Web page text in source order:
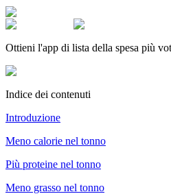
Ottieni l'app di lista della spesa più
Indice dei contenuti
Introduzione
Meno calorie nel tonno
Più proteine nel tonno
Meno grasso nel tonno